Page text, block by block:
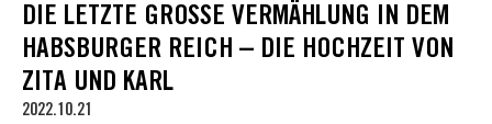
DIE LETZTE GROSSE VERMÄHLUNG IN DEM H
ABSBURGER REICH – DIE HOCHZEIT VON Z
ITA UND KARL
2022.10.21